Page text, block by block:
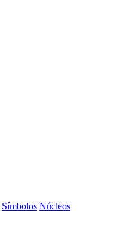
Símbolos Núcleos